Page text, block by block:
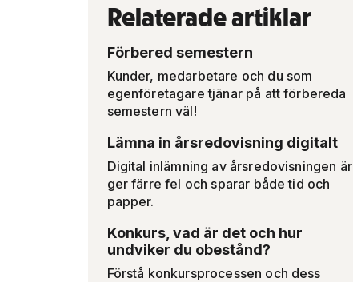
Relaterade artiklar
Förbered semestern
Kunder, medarbetare och du som
egenföretagare tjänar på att förbereda
semestern väl!
Lämna in årsredovisning digitalt
Digital inlämning av årsredovisningen är
ger färre fel och sparar både tid och
papper.
Konkurs, vad är det och hur
undviker du obestånd?
Förstå konkursprocessen och dess